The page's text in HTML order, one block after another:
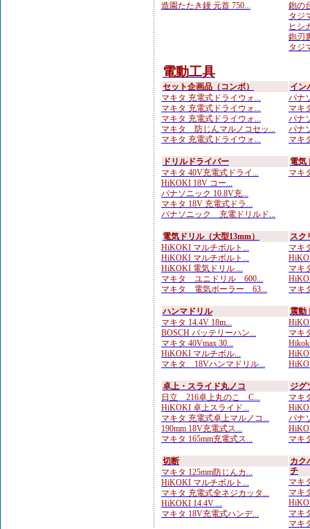
造園たたき鏝 元首 750...
鉋の
タジ
ヒシ
鉋刃
タジ
電動工具
セット企画品（コンボ）
マキタ 充電式ドライウォ...
マキタ 充電式ドライウォ...
マキタ 充電式ドライウォ...
マキタ 防じんマルノコセッ...
マキタ 充電式ドライウォ...
イン
パナ
マキ
パナ
パナ
マキ
ドリルドライバー
マキタ 40V充電式ドライ...
HiKOKI 18V コー...
パナソニック 10.8V充...
マキタ 18V 充電式ドラ...
パナソニック 充電ドリルド...
電気
マキ
電気ドリル（大型13mm）
HiKOKI マルチボルト...
HiKOKI マルチボルト...
HiKOKI 電気ドリル ...
マキタ ユニドリル 600...
マキタ 電気ボーラー 63...
スク
マキ
マキ
マキ
ハンマドリル
マキタ 14.4V 18m...
BOSCH バッテリーハン...
マキタ 40Vmax 30...
HiKOKI マルチボル...
マキタ 18Vハンマドリル...
震動
マキ
卓上・スライド丸ノコ
日立 216卓上丸のこ C...
HiKOKI 卓上スライド...
マキタ 充電式卓上マルノコ...
190mm 18V充電式ス...
マキタ 165mm充電式ス...
ジグ
マキ
パナ
マキ
切断
マキタ 125mm防じんカ...
HiKOKI マルチボルト...
マキタ 充電式全ネジカッタ...
HiKOKI 14.4V ...
マキタ 18V充電式ハンデ...
カク
チ
マキ
マキ
マキ
マキ